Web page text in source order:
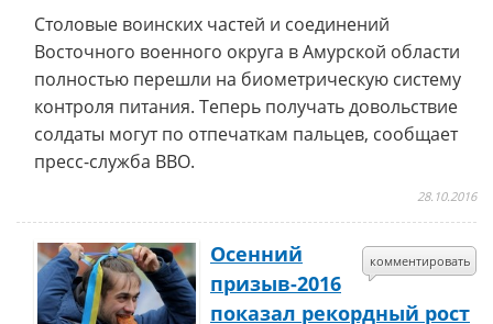
Столовые воинских частей и соединений
Восточного военного округа в Амурской области
полностью перешли на биометрическую систему
контроля питания. Теперь получать довольствие
солдаты могут по отпечаткам пальцев, сообщает
пресс-служба ВВО.
28.10.2016
комментировать
Осенний
призыв-2016
показал рекордный рост